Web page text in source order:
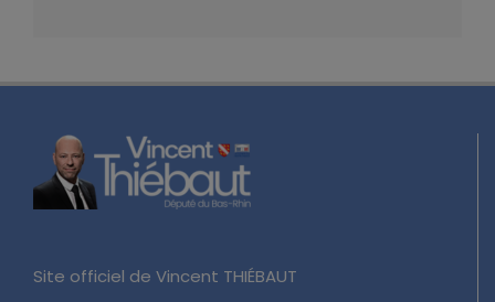
Site officiel de Vincent THIÉBAUT